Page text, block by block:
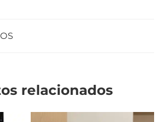
relacionados